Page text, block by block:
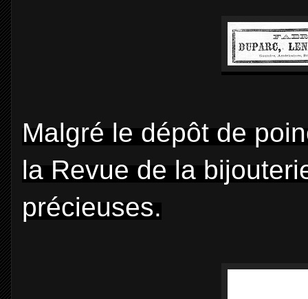
Malgré le dépôt de
la Revue de la
précieuses.